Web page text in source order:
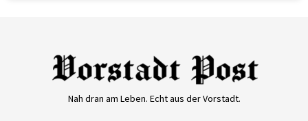
Nah dran am Leben. Echt aus der Vorstadt.